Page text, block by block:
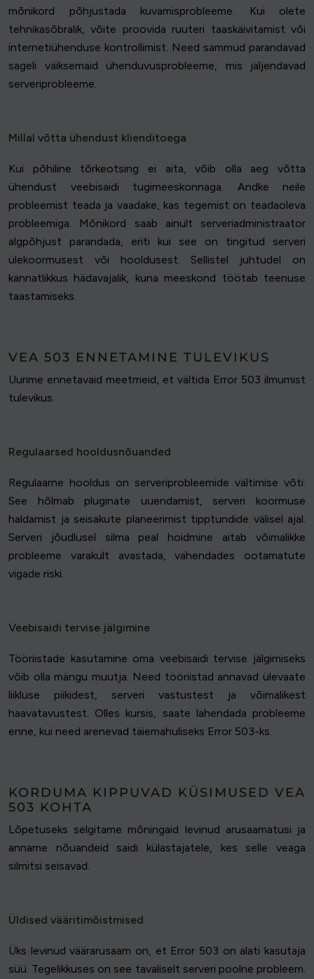
mõnikord põhjustada kuvamisprobleeme. Kui olete
tehnikasõbralik, võite proovida ruuteri taaskäivitamist või
internetiühenduse kontrollimist. Need sammud parandavad
sageli väiksemaid ühenduvusprobleeme, mis jäljendavad
serveriprobleeme.
Millal võtta ühendust klienditoega
Kui põhiline tõrkeotsing ei aita, võib olla aeg võtta
ühendust veebisaidi tugimeeskonnaga. Andke neile
probleemist teada ja vaadake, kas tegemist on teadaoleva
probleemiga. Mõnikord saab ainult serveriadministraator
algpõhjust parandada, eriti kui see on tingitud serveri
ülekoormusest või hooldusest. Sellistel juhtudel on
kannatlikkus hädavajalik, kuna meeskond töötab teenuse
taastamiseks.
VEA 503 ENNETAMINE TULEVIKUS
Uurime ennetavaid meetmeid, et vältida Error 503 ilmumist
tulevikus.
Regulaarsed hooldusnõuanded
Regulaarne hooldus on serveriprobleemide vältimise võti.
See hõlmab pluginate uuendamist, serveri koormuse
haldamist ja seisakute planeerimist tipptundide välisel ajal.
Serveri jõudlusel silma peal hoidmine aitab võimalikke
probleeme varakult avastada, vähendades ootamatute
vigade riski.
Veebisaidi tervise jälgimine
Tööriistade kasutamine oma veebisaidi tervise jälgimiseks
võib olla mängu muutja. Need tööriistad annavad ülevaate
liikluse piikidest, serveri vastustest ja võimalikest
haavatavustest. Olles kursis, saate lahendada probleeme
enne, kui need arenevad täiemahuliseks Error 503-ks.
KORDUMA KIPPUVAD KÜSIMUSED VEA
503 KOHTA
Lõpetuseks selgitame mõningaid levinud arusaamatusi ja
anname nõuandeid saidi külastajatele, kes selle veaga
silmitsi seisavad.
Üldised vääritimõistmised
Üks levinud väärarusaam on, et Error 503 on alati kasutaja
süü. Tegelikkuses on see tavaliselt serveri poolne probleem.